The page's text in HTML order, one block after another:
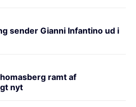
sender Gianni Infantino ud i
ramt af
nyt